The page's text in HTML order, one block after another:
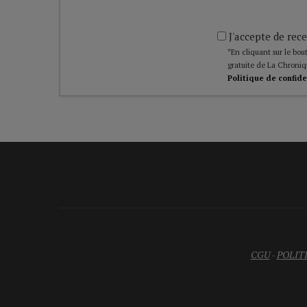
J'accepte de
*En cliquant sur le
gratuite de La
Politique de
CGU-